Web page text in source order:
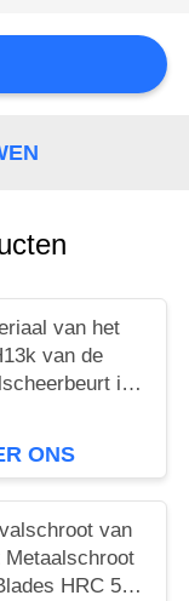
van het
van de
in
ONS
van
HRC 55